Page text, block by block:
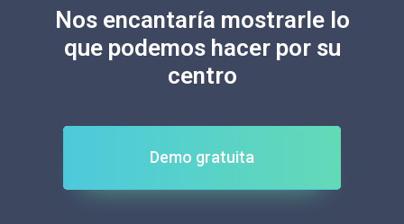
Nos encantaría mostrarle lo
que podemos hacer por su
centro
Demo gratuita